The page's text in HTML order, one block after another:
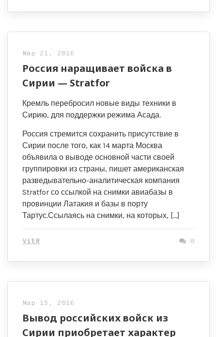
Мар 21, 2016
Россия наращивает войска в
Сирии — Stratfor
Кремль перебросил новые виды техники в
Сирию, для поддержки режима Асада.
Россия стремится сохранить присутствие в
Сирии после того, как 14 марта Москва
объявила о выводе основной части своей
группировки из страны, пишет американская
разведывательно-аналитическая компания
Stratfor со ссылкой на снимки авиабазы в
провинции Латакия и базы в порту
Тартус.Ссылаясь на снимки, на которых, […]
VitR 0
Мар 15, 2016
Вывод российских войск из
Сирии приобретает характер